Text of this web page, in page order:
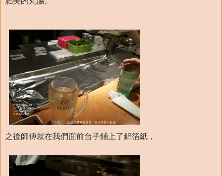
之後師傅就在我們面前台子鋪上了鋁箔紙，